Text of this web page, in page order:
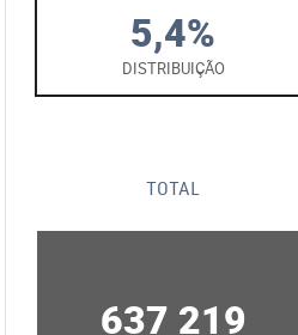
5,4%
DISTRIBUIÇÃO
TOTAL
637 219